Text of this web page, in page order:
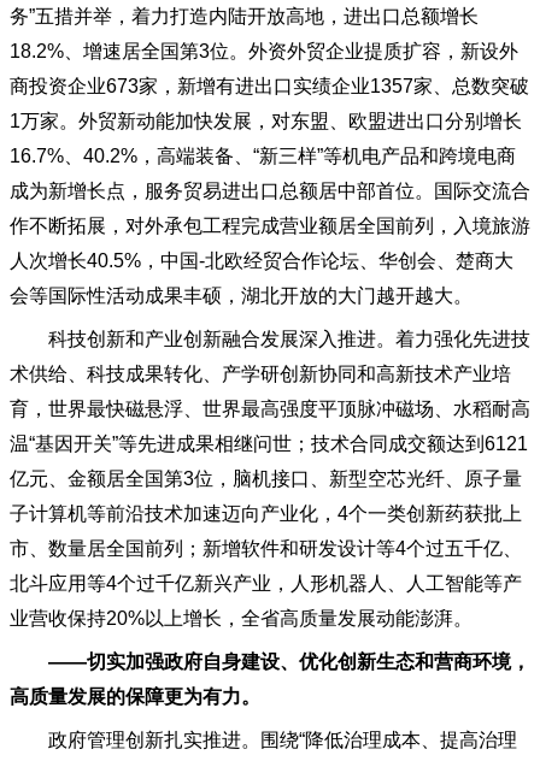
务”五措并举，着力打造内陆开放高地，进出口总额增长
18.2%、增速居全国第3位。外资外贸企业提质扩容，新设外
商投资企业673家，新增有进出口实绩企业1357家、总数突破
1万家。外贸新动能加快发展，对东盟、欧盟进出口分别增长
16.7%、40.2%，高端装备、“新三样”等机电产品和跨境电商
成为新增长点，服务贸易进出口总额居中部首位。国际交流合
作不断拓展，对外承包工程完成营业额居全国前列，入境旅游
人次增长40.5%，中国-北欧经贸合作论坛、华创会、楚商大
会等国际性活动成果丰硕，湖北开放的大门越开越大。
科技创新和产业创新融合发展深入推进。着力强化先进技
术供给、科技成果转化、产学研创新协同和高新技术产业培
育，世界最快磁悬浮、世界最高强度平顶脉冲磁场、水稻耐高
温“基因开关”等先进成果相继问世；技术合同成交额达到6121
亿元、金额居全国第3位，脑机接口、新型空芯光纤、原子量
子计算机等前沿技术加速迈向产业化，4个一类创新药获批上
市、数量居全国前列；新增软件和研发设计等4个过五千亿、
北斗应用等4个过千亿新兴产业，人形机器人、人工智能等产
业营收保持20%以上增长，全省高质量发展动能澎湃。
——切实加强政府自身建设、优化创新生态和营商环境，
高质量发展的保障更为有力。
政府管理创新扎实推进。围绕“降低治理成本、提高治理